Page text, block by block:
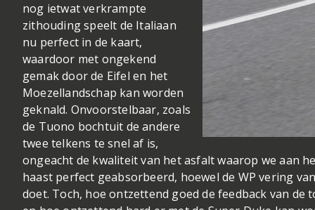
nog ietwat verkrampte
zithouding speelt de Italiaan
nu perfect in de kaart,
waardoor met ongekend
gemak door de Eifel en het
Moezellandschap kan worden
geknald. Onvoorstelbaar, zoals
de Tuono bochtuit de andere
twee telkens te snel af is,
ongeacht de kwaliteit van het asfalt waarop we aan
haast perfect geabsorbeerd, hoewel de WP vering
doet. Toch, hoe ontzettend goed de feedback van de